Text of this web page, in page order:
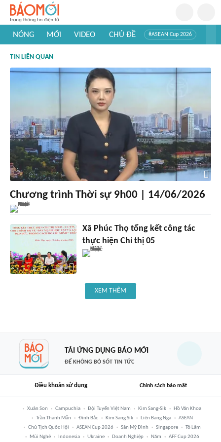
NÓNG MỚI VIDEO CHỦ ĐỀ #ASEAN Cup 2026
#Khám phá thế giới
TIN LIÊN QUAN
Chương trình Thời sự 9h00 | 14/06/2026
Xã Phúc Thọ tổng kết công tác
thực hiện Chỉ thị 05
XEM THÊM
TẢI ỨNG DỤNG BÁO MỚI
ĐỂ KHÔNG BỎ SÓT TIN TỨC
Điều khoản sử dụng Chính sách bảo mật
Xuân Son Campuchia Đội Tuyển Việt Nam Kim Sang-Sik
Hồ Văn Khoa
Trần Thanh Mẫn
Đình Bắc Kim Sang Sik Liên Bang Nga
ASEAN
Chủ Tịch Quốc Hội
ASEAN Cup 2026 Sân Mỹ Đình Singapore
Tô Lâm
Mũi Nghê
Indonesia Ukraine Doanh Nghiệp Năm AFF Cup 2026